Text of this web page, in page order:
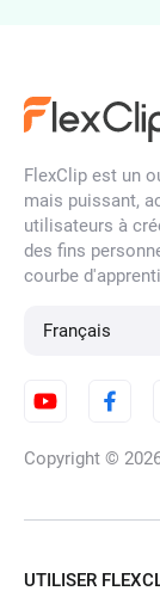
FlexClip est un
mais puissant,
utilisateurs à
des fins
courbe
Français
Copyright ©
UTILISER